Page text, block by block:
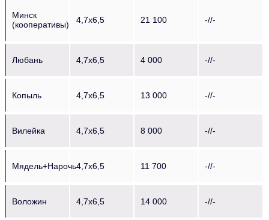
Минск
(кооперативы)
4,7х6,5 21 100 -//-
Любань 4,7х6,5 4 000 -//-
Копыль 4,7х6,5 13 000 -//-
Вилейка 4,7х6,5 8 000 -//-
Мядель+Нарочь4,7х6,5 11 700 -//-
Воложин 4,7х6,5 14 000 -//-